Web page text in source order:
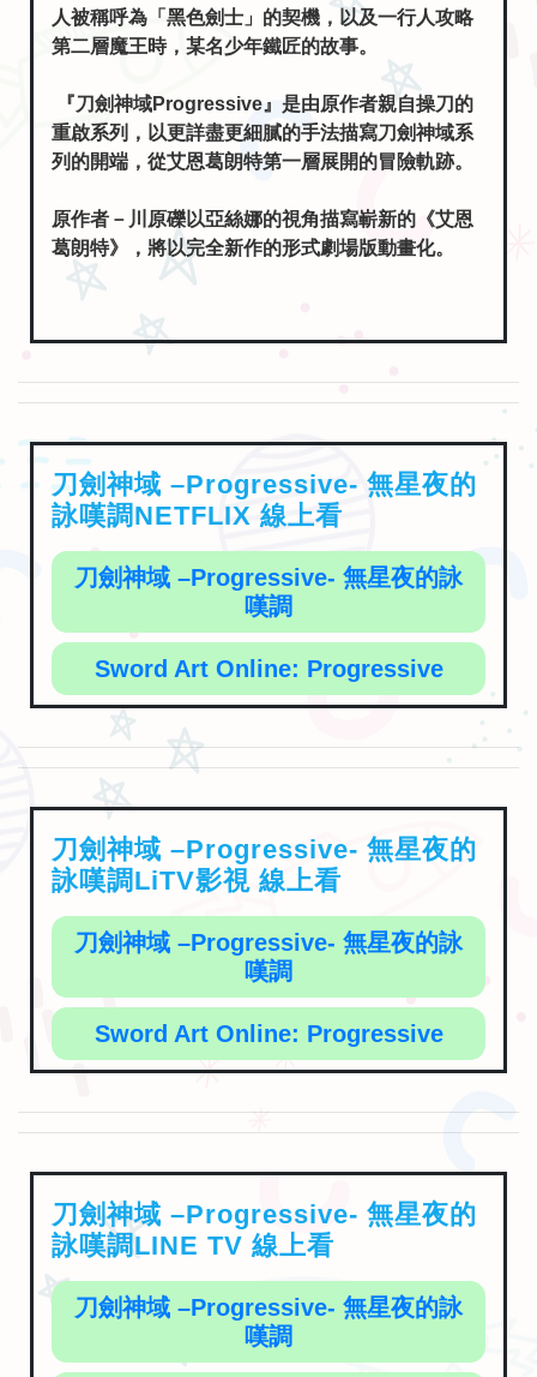
人被稱呼為「黑色劍士」的契機，以及一行人攻略
第二層魔王時，某名少年鐵匠的故事。
『刀劍神域Progressive』是由原作者親自操刀的
重啟系列，以更詳盡更細膩的手法描寫刀劍神域系
列的開端，從艾恩葛朗特第一層展開的冒險軌跡。
原作者－川原礫以亞絲娜的視角描寫嶄新的《艾恩
葛朗特》，將以完全新作的形式劇場版動畫化。
刀劍神域 –Progressive- 無星夜的
詠嘆調NETFLIX 線上看
刀劍神域 –Progressive- 無星夜的詠
嘆調
Sword Art Online: Progressive
刀劍神域 –Progressive- 無星夜的
詠嘆調LiTV影視 線上看
刀劍神域 –Progressive- 無星夜的詠
嘆調
Sword Art Online: Progressive
刀劍神域 –Progressive- 無星夜的
詠嘆調LINE TV 線上看
刀劍神域 –Progressive- 無星夜的詠
嘆調